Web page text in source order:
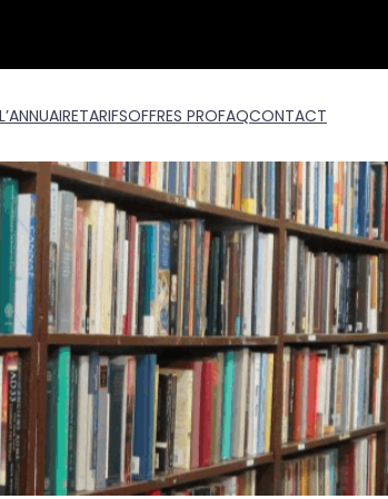
TARIFSOFFRES PROFAQCONTACT